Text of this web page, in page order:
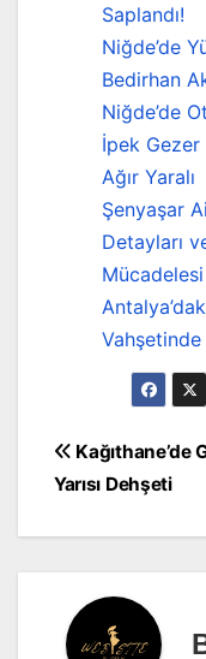
Saplandı!
Niğde’de
Bedirhan
Niğde’de
İpek Gezer
Ağır Yaralı
Şenyaşar
Detayları
Mücadelesi
Yazı
gezinmesi
Kağıthane’de
Yarısı Dehşeti